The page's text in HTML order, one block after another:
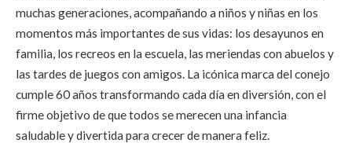
muchas generaciones, acompañando a niños y niñas en los
momentos más importantes de sus vidas: los desayunos en
familia, los recreos en la escuela, las meriendas con abuelos y
las tardes de juegos con amigos. La icónica marca del conejo
cumple 60 años transformando cada día en diversión, con el
firme objetivo de que todos se merecen una infancia
saludable y divertida para crecer de manera feliz.